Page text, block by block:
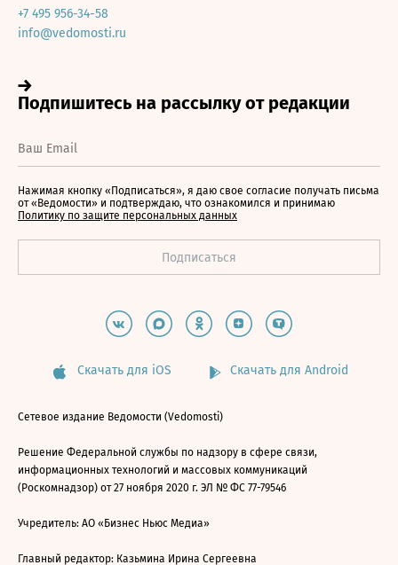
+7 495 956-34-58
info@vedomosti.ru
Нажимая кнопку «Подписаться», я даю свое согласие получать письма
от «Ведомости» и подтверждаю, что ознакомился и принимаю
Политику по защите персональных данных
Скачать для iOS Скачать для Android
Сетевое издание Ведомости (Vedomosti)
Решение Федеральной службы по надзору в сфере связи,
информационных технологий и массовых коммуникаций
(Роскомнадзор) от 27 ноября 2020 г. ЭЛ № ФС 77-79546
Учредитель: АО «Бизнес Ньюс Медиа»
Главный редактор: Казьмина Ирина Сергеевна